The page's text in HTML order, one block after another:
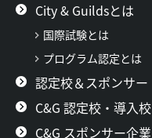
City & Guildsとは
国際試験とは
プログラム認定とは
認定校＆スポンサー
C&G 認定校・導入校
C&G スポンサー企業